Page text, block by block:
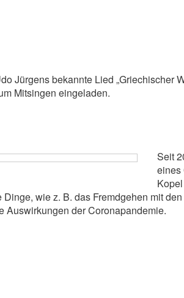
Jürgens bekannte Lied „Griechischer
Mitsingen eingeladen.
Seit
eines
wie z. B. das Fremdgehen mit
Auswirkungen der Coronapandemie.